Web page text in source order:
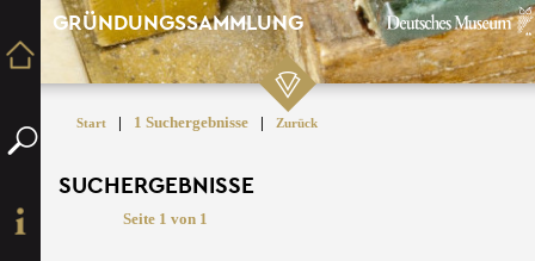
GRÜNDUNGSSAMMLUNG
Start | 1 Suchergebnisse | Zurück
SUCHERGEBNISSE
Seite 1 von 1